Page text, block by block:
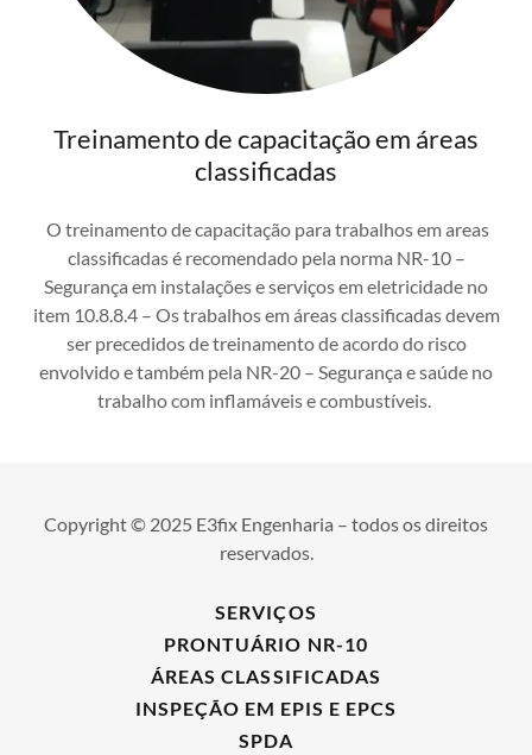
Treinamento de capacitação em áreas
classificadas
O treinamento de capacitação para trabalhos em areas
classificadas é recomendado pela norma NR-10 –
Segurança em instalações e serviços em eletricidade no
item 10.8.8.4 – Os trabalhos em áreas classificadas devem
ser precedidos de treinamento de acordo do risco
envolvido e também pela NR-20 – Segurança e saúde no
trabalho com inflamáveis e combustíveis.
Copyright © 2025 E3fix Engenharia – todos os direitos
reservados.
SERVIÇOS
PRONTUÁRIO NR-10
ÁREAS CLASSIFICADAS
INSPEÇÃO EM EPIS E EPCS
SPDA